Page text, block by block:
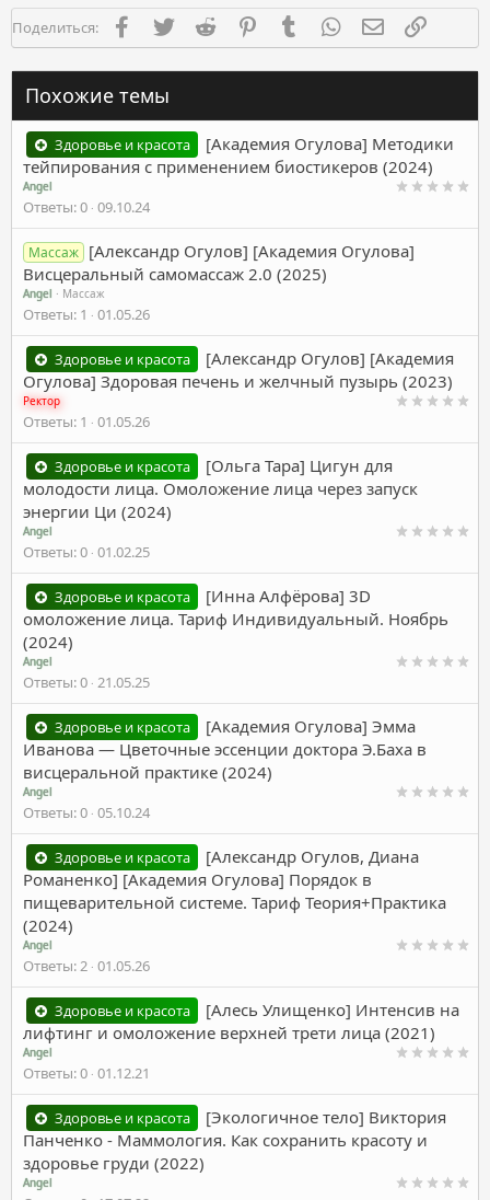
и
:
Поделиться: FacebookTwitter Reddit PinterestTumblr WhatsAppЭлектронная
Похожие темы
Здоровье и красота
[Академия Огулова] Методики
тейпирования с применением биостикеров (2024)
Angel
Ответы 0 09.10.24
Массаж [Александр Огулов] [Академия Огулова]
Висцеральный самомассаж 2.0 (2025)
Angel Массаж
Ответы 1 01.05.26
Здоровье и красота
[Александр Огулов] [Академия
Огулова] Здоровая печень и желчный пузырь (2023)
Ректор
Ответы 1 01.05.26
Здоровье и красота
[Ольга Тара] Цигун для
молодости лица. Омоложение лица через запуск
энергии Ци (2024)
Angel
Ответы 0 01.02.25
Здоровье и красота
[Инна Алфёрова] 3D
омоложение лица. Тариф Индивидуальный. Ноябрь
(2024)
Angel
Ответы 0 21.05.25
Здоровье и красота
[Академия Огулова] Эмма
Иванова ― Цветочные эссенции доктора Э.Баха в
висцеральной практике (2024)
Angel
Ответы 0 05.10.24
Здоровье и красота
[Александр Огулов, Диана
Романенко] [Академия Огулова] Порядок в
пищеварительной системе. Тариф Теория+Практика
(2024)
Angel
Ответы 2 01.05.26
Здоровье и красота
[Алесь Улищенко] Интенсив на
лифтинг и омоложение верхней трети лица (2021)
Angel
Ответы 0 01.12.21
Здоровье и красота
[Экологичное тело] Виктория
Панченко - Маммология. Как сохранить красоту и
здоровье груди (2022)
Angel